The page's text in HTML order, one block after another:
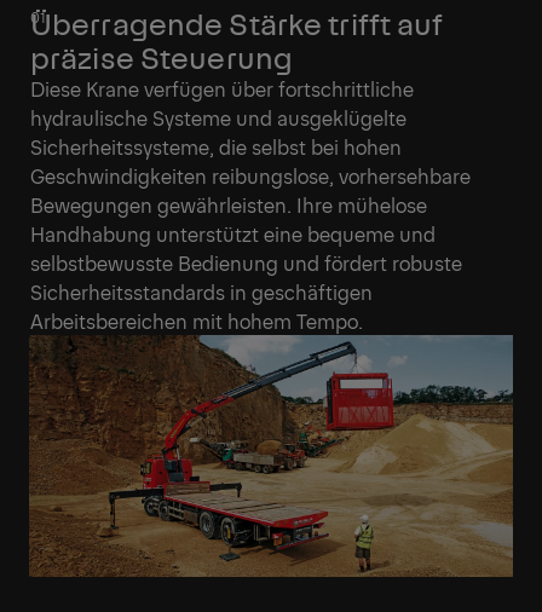
Überragende Stärke trifft auf
präzise Steuerung
Diese Krane verfügen über fortschrittliche
hydraulische Systeme und ausgeklügelte
Sicherheitssysteme, die selbst bei hohen
Geschwindigkeiten reibungslose, vorhersehbare
Bewegungen gewährleisten. Ihre mühelose
Handhabung unterstützt eine bequeme und
selbstbewusste Bedienung und fördert robuste
Sicherheitsstandards in geschäftigen
Arbeitsbereichen mit hohem Tempo.